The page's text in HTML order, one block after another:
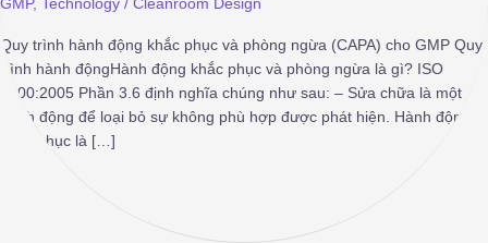
Quy trình hành động khắc phục và phòng ngừa (CAPA) cho GMP Quy
trình hành độngHành động khắc phục và phòng ngừa là gì? ISO
9000:2005 Phần 3.6 định nghĩa chúng như sau: – Sửa chữa là một
hành động để loại bỏ sự không phù hợp được phát hiện. Hành động
khắc phục là […]